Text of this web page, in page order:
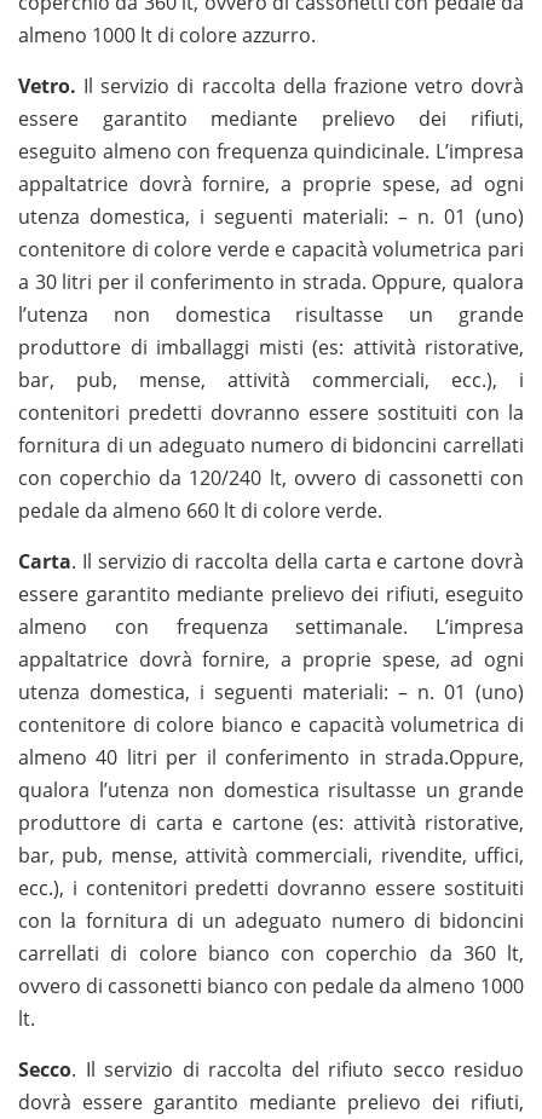
almeno 1000 lt di colore azzurro.
Vetro. Il servizio di raccolta della frazione vetro dovrà
essere garantito mediante prelievo dei rifiuti,
eseguito almeno con frequenza quindicinale. L’impresa
appaltatrice dovrà fornire, a proprie spese, ad ogni
utenza domestica, i seguenti materiali: – n. 01 (uno)
contenitore di colore verde e capacità volumetrica pari
a 30 litri per il conferimento in strada. Oppure, qualora
l’utenza non domestica risultasse un grande
produttore di imballaggi misti (es: attività ristorative,
bar, pub, mense, attività commerciali, ecc.), i
contenitori predetti dovranno essere sostituiti con la
fornitura di un adeguato numero di bidoncini carrellati
con coperchio da 120/240 lt, ovvero di cassonetti con
pedale da almeno 660 lt di colore verde.
Carta. Il servizio di raccolta della carta e cartone dovrà
essere garantito mediante prelievo dei rifiuti, eseguito
almeno con frequenza settimanale. L’impresa
appaltatrice dovrà fornire, a proprie spese, ad ogni
utenza domestica, i seguenti materiali: – n. 01 (uno)
contenitore di colore bianco e capacità volumetrica di
almeno 40 litri per il conferimento in strada.Oppure,
qualora l’utenza non domestica risultasse un grande
produttore di carta e cartone (es: attività ristorative,
bar, pub, mense, attività commerciali, rivendite, uffici,
ecc.), i contenitori predetti dovranno essere sostituiti
con la fornitura di un adeguato numero di bidoncini
carrellati di colore bianco con coperchio da 360 lt,
ovvero di cassonetti bianco con pedale da almeno 1000
lt.
Secco. Il servizio di raccolta del rifiuto secco residuo
dovrà essere garantito mediante prelievo dei rifiuti,